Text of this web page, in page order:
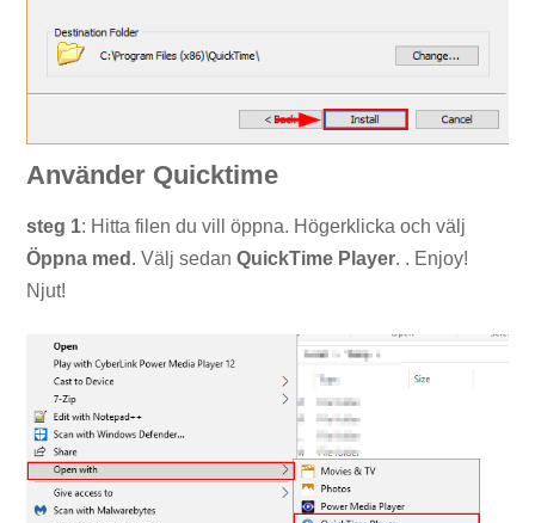
Använder Quicktime
steg 1: Hitta filen du vill öppna. Högerklicka och välj
Öppna med . Välj sedanQuickTime Player. . Enjoy!
Njut!